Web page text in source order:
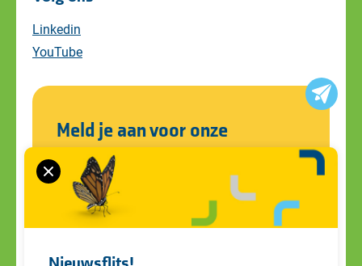
Linkedin
YouTube
Meld je aan voor onze
nieuwsbrief
Blijf op de hoogte van alle ontwikkelingen
en ons laatste nieuws. Schrijf je in voor de